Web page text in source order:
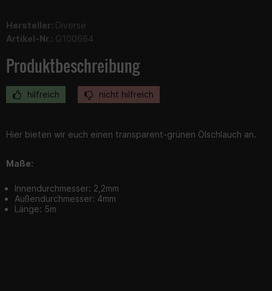
Hersteller: Diverse
Artikel-Nr.: G100664
Produktbeschreibung
hilfreich nicht hilfreich
Hier bieten wir euch einen transparent-grünen Ölschlauch an.
Maße:
Innendurchmesser: 2,2mm
Außendurchmesser: 4mm
Länge: 5m